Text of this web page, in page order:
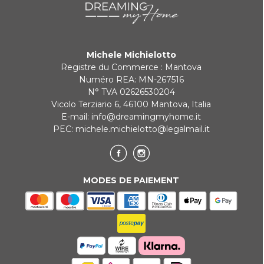
REDIRECTIONS BANCAIRES
Michele Michielotto
Registre du Commerce : Mantova
Numéro REA: MN-267516
N° TVA 02626530204
Vicolo Terziario 6, 46100 Mantova, Italia
E-mail: info@dreamingmyhome.it
PEC: michele.michielotto@legalmail.it
MODES DE PAIEMENT